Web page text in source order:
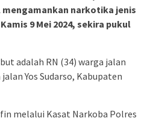
narkotika jenis
9 Mei 2024, sekira pukul
adalah RN (34) warga jalan
Yos Sudarso, Kabupaten
melalui Kasat Narkoba Polres